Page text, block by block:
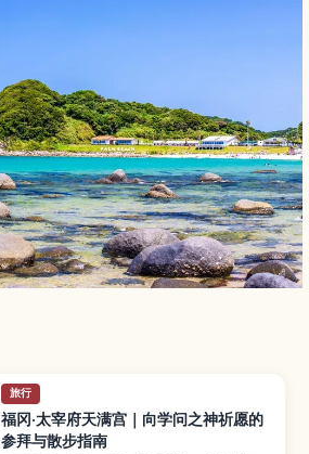
旅行
福冈·太宰府天满宫｜向学问之神祈愿的
参拜与散步指南